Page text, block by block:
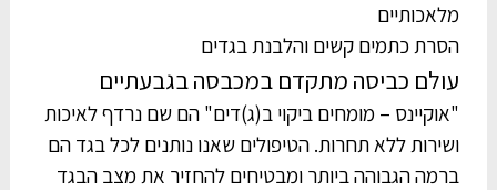
מלאכותיים
הסרת כתמים קשים והלבנת בגדים
עולם כביסה מתקדם במכבסה בגבעתיים
"אוקיינס – מומחים ביקוי ב(ג)דים" הם שם נרדף לאיכות
ושירות ללא תחרות. הטיפולים שאנו נותנים לכל בגד הם
ברמה הגבוהה ביותר ומבטיחים להחזיר את מצב הבגד